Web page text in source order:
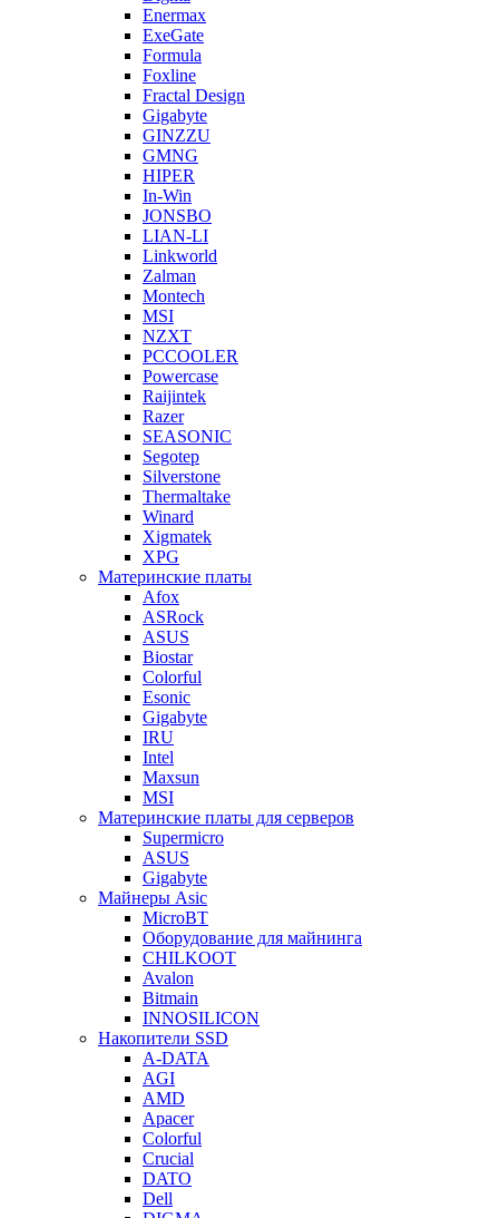
Enermax
ExeGate
Formula
Foxline
Fractal Design
Gigabyte
GINZZU
GMNG
HIPER
In-Win
JONSBO
LIAN-LI
Linkworld
Zalman
Montech
MSI
NZXT
PCCOOLER
Powercase
Raijintek
Razer
SEASONIC
Segotep
Silverstone
Thermaltake
Winard
Xigmatek
XPG
Материнские платы
Afox
ASRock
ASUS
Biostar
Colorful
Esonic
Gigabyte
IRU
Intel
Maxsun
MSI
Материнские платы для серверов
Supermicro
ASUS
Gigabyte
Майнеры Asic
MicroBT
Оборудование для майнинга
CHILKOOT
Avalon
Bitmain
INNOSILICON
Накопители SSD
A-DATA
AGI
AMD
Apacer
Colorful
Crucial
DATO
Dell